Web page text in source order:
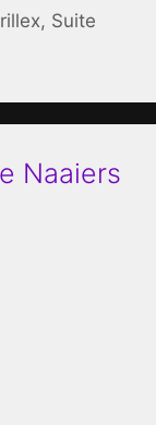
, Suite
Naaiers